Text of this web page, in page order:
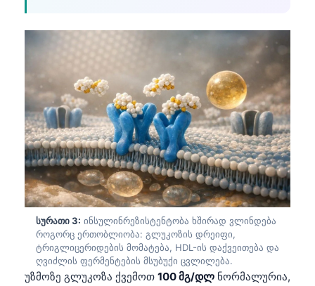
სურათი 3: ინსულინრეზისტენტობა ხშირად ვლინდება
როგორც ერთობლიობა: გლუკოზის დრეიფი,
ტრიგლიცერიდების მომატება, HDL-ის დაქვეითება და
ღვიძლის ფერმენტების მსუბუქი ცვლილება.
უზმოზე გლუკოზა ქვემოთ 100 მგ/დლ ნორმალურია,